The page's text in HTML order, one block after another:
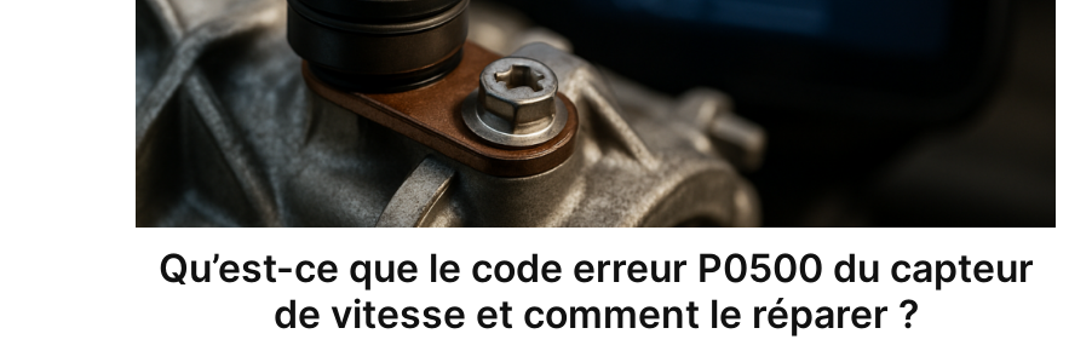
Qu’est-ce que le code erreur P0500 du capteur
de vitesse et comment le réparer ?